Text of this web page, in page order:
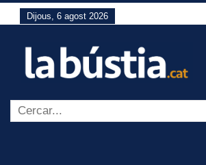
Dijous, 6 agost 2026